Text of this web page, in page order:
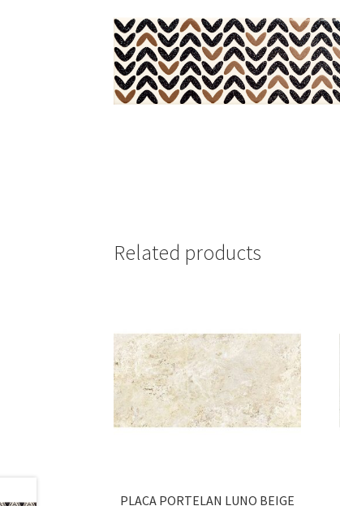
Related products
PLACA PORTELAN LUNO BEIGE